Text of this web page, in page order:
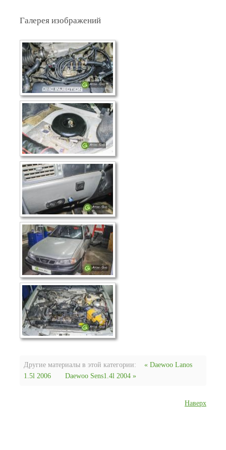
Галерея изображений
Другие материалы в этой категории:
« Daewoo Lanos
1.5l 2006
Daewoo Sens1.4l 2004 »
Наверх